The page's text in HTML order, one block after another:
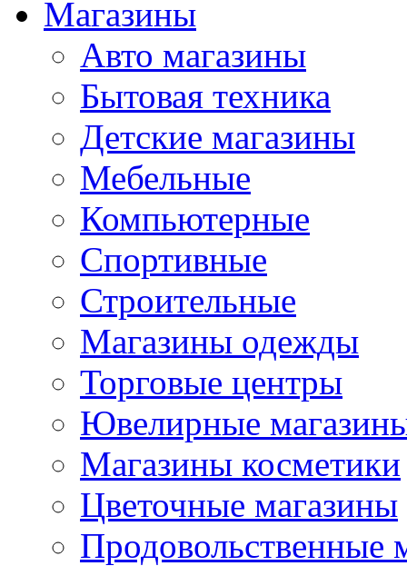
Магазины
Авто магазины
Бытовая техника
Детские магазины
Мебельные
Компьютерные
Спортивные
Строительные
Магазины одежды
Торговые центры
Ювелирные
Магазины косметики
Цветочные магазины
Продовольственные